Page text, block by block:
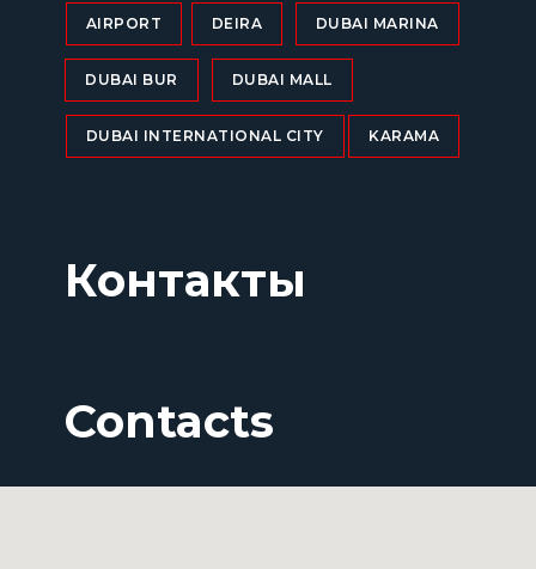
AIRPORT
KARAMA
DUBAI INTERNATIONAL CITY
DUBAI MALL
DUBAI BUR
DUBAI MARINA
DEIRA
Контакты
Contacts